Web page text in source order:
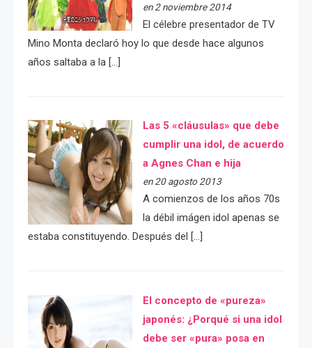
en 2 noviembre 2014
El célebre presentador de TV
Mino Monta declaró hoy lo que desde hace algunos
años saltaba a la […]
Las 5 «cláusulas» que debe
cumplir una idol, de acuerdo
a Agnes Chan e hija
en 20 agosto 2013
A comienzos de los años 70s
la débil imágen idol apenas se
estaba constituyendo. Después del […]
El concepto de «pureza»
japonés: ¿Porqué si una idol
debe ser «pura» posa en